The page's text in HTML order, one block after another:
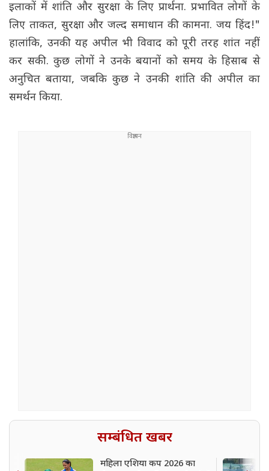
इलाकों में शांति और सुरक्षा के लिए प्रार्थना. प्रभावित लोगों के
लिए ताकत, सुरक्षा और जल्द समाधान की कामना. जय हिंद!"
हालांकि, उनकी यह अपील भी विवाद को पूरी तरह शांत नहीं
कर सकी. कुछ लोगों ने उनके बयानों को समय के हिसाब से
अनुचित बताया, जबकि कुछ ने उनकी शांति की अपील का
समर्थन किया.
सम्बंधित खबर
महिला एशिया कप 2026 का